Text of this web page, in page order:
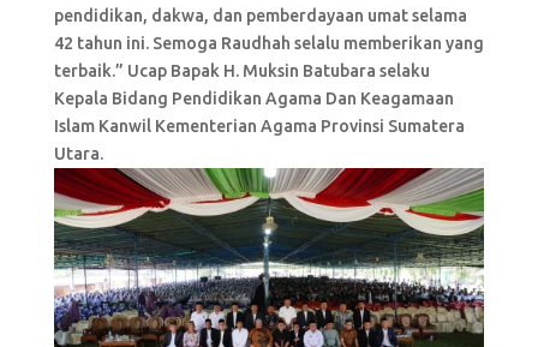
pendidikan, dakwa, dan pemberdayaan umat selama
42 tahun ini. Semoga Raudhah selalu memberikan yang
terbaik.” Ucap Bapak H. Muksin Batubara selaku
Kepala Bidang Pendidikan Agama Dan Keagamaan
Islam Kanwil Kementerian Agama Provinsi Sumatera
Utara.